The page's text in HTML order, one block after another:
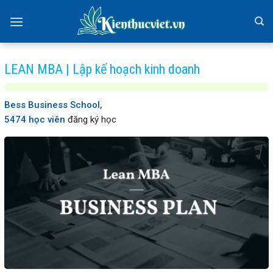
LEAN MBA | Lập kế hoạch kinh doanh
Bess Business School,
5474 học viên đăng ký học